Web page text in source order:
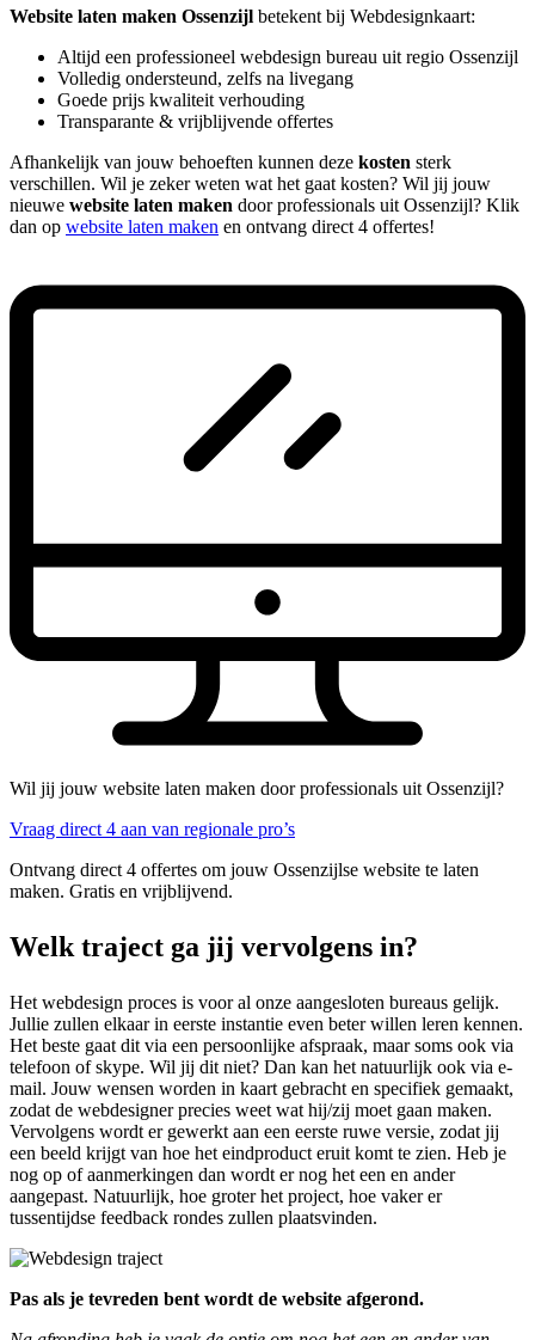
Website laten maken Ossenzijl betekent bij Webdesignkaart:
Altijd een professioneel webdesign bureau uit regio Ossenzijl
Volledig ondersteund, zelfs na livegang
Goede prijs kwaliteit verhouding
Transparante & vrijblijvende offertes
Afhankelijk van jouw behoeften kunnen deze kosten sterk
verschillen. Wil je zeker weten wat het gaat kosten? Wil jij jouw
nieuwe website laten maken door professionals uit Ossenzijl? Klik
dan op website laten maken en ontvang direct 4 offertes!
Wil jij jouw website laten maken door professionals uit Ossenzijl?
Vraag direct 4 aan van regionale pro’s
Ontvang direct 4 offertes om jouw Ossenzijlse website te laten
maken. Gratis en vrijblijvend.
Welk traject ga jij vervolgens in?
Het webdesign proces is voor al onze aangesloten bureaus gelijk.
Jullie zullen elkaar in eerste instantie even beter willen leren kennen.
Het beste gaat dit via een persoonlijke afspraak, maar soms ook via
telefoon of skype. Wil jij dit niet? Dan kan het natuurlijk ook via e-
mail. Jouw wensen worden in kaart gebracht en specifiek gemaakt,
zodat de webdesigner precies weet wat hij/zij moet gaan maken.
Vervolgens wordt er gewerkt aan een eerste ruwe versie, zodat jij
een beeld krijgt van hoe het eindproduct eruit komt te zien. Heb je
nog op of aanmerkingen dan wordt er nog het een en ander
aangepast. Natuurlijk, hoe groter het project, hoe vaker er
tussentijdse feedback rondes zullen plaatsvinden.
Pas als je tevreden bent wordt de website afgerond.